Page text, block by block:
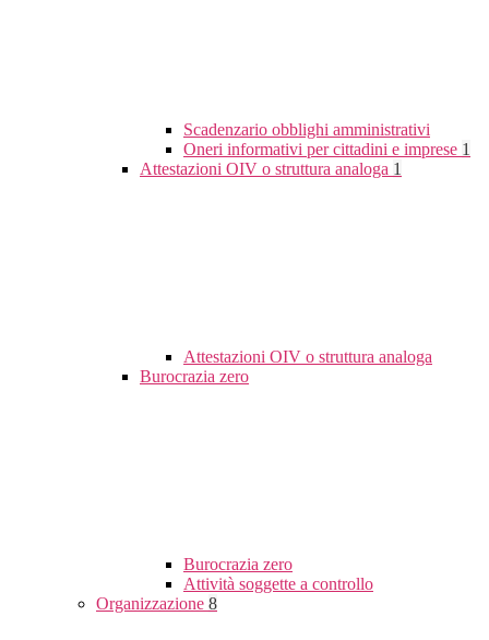
Scadenzario obblighi amministrativi
Oneri informativi per cittadini e imprese 1
Attestazioni OIV o struttura analoga 1
Attestazioni OIV o struttura analoga
Burocrazia zero
Burocrazia zero
Attività soggette a controllo
Organizzazione 8